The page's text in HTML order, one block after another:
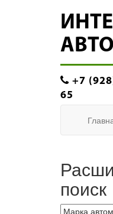
+7
65
поиск